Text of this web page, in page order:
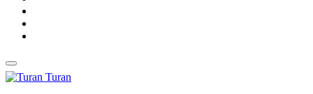
Turan